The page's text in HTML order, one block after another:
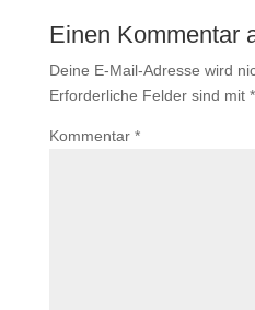
Einen Kommentar
Deine E-Mail-Adresse wird
Erforderliche Felder sind mit *
Kommentar *